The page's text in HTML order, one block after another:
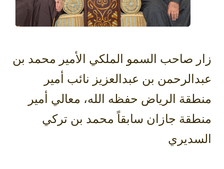
زار صاحب السمو الملكي الأمير محمد بن
عبدالرحمن بن عبدالعزيز نائب أمير
منطقة الرياض حفظه الله، معالي أمير
منطقة جازان سابقاً محمد بن تركي
السديري